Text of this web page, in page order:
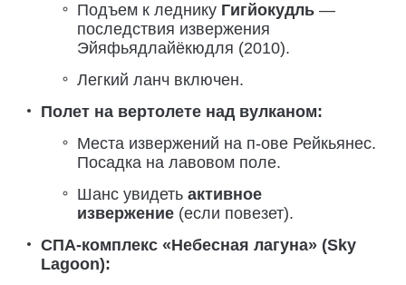
Подъем к леднику Гигйокудль —
последствия извержения
Эйяфьядлайёкюдля (2010).
Легкий ланч включен.
Полет на вертолете над вулканом:
Места извержений на п-ове Рейкьянес.
Посадка на лавовом поле.
Шанс увидеть активное
извержение (если повезет).
СПА-комплекс «Небесная лагуна» (Sky
Lagoon):